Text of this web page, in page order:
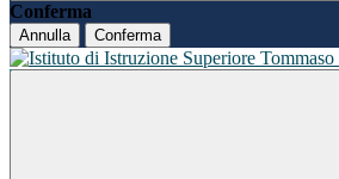
Conferma
Annulla Conferma